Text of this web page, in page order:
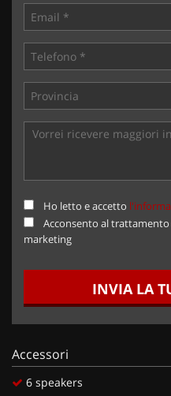
Ho letto e accetto
Acconsento al
marketing
INVIA LA
Accessori
6 speakers